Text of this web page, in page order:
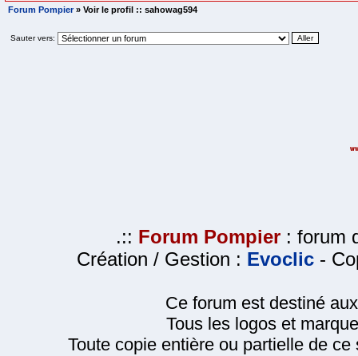
Forum Pompier» Voir le profil :: sahowag594
Sauter vers:
.:: Forum Pompier : forum
Création / Gestion : Evoclic -
Ce forum est destiné
Tous les logos et
Toute copie entière ou partielle de